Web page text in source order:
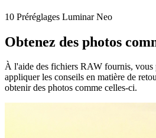
10 Préréglages Luminar Neo
Obtenez des photos
À l'aide des fichiers RAW fournis, vous
appliquer les conseils en matière de
obtenir des photos comme celles-ci.